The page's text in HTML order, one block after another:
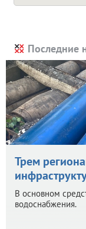
Последние
Трем
В основном
водоснабжения.